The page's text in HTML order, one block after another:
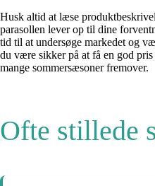
Husk altid at læse
parasollen lever op til dine
tid til at undersøge markedet og
du være sikker på at få en god
mange sommersæsoner fremover.
Ofte stillede